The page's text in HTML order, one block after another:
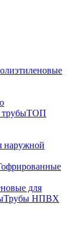
ТОП
наружной
для
Трубы НПВХ